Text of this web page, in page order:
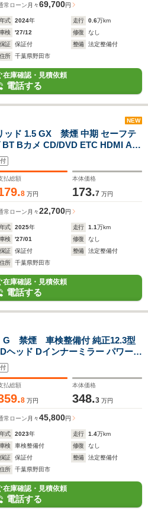
常ローン 月々69,700円
年式 2024年 走行 0.6万km
車検
'27/12 修復
なし
保証
保証付 整備
法定整備付
住所
千葉県野田市
在庫確認・見積依頼
電話する
NEW
ド 1.5 GX 禁煙 中期 セーフテ
Bカメ CD/DVD ETC HDMI Aラ
ーム 横滑り防止 12Vソケット
シートリフター
払総額
8 万円
本体価格
173.7 万円
常ローン 月々22,700円
年式 2025年 走行 1.1万km
車検
'27/01 修復
なし
保証
保証付 整備
法定整備付
住所
千葉県野田市
在庫確認・見積依頼
電話する
G 禁煙 車検整備付 純正12.3型
ヘッド Dインナーミラー パワーシ
レーキホールド Aライト 車線逸
ー Pスタート 純正18AW
払総額
8 万円
本体価格
348.3 万円
常ローン 月々45,800円
年式 2023年 走行 1.4万km
車検
車検整備付 修復
なし
保証
保証付 整備
法定整備付
住所
千葉県野田市
在庫確認・見積依頼
電話する